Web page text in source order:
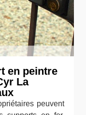
en peintre
La
peuvent